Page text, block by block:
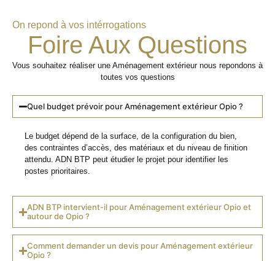
On repond à vos intérrogations
Foire Aux Questions
Vous souhaitez réaliser une Aménagement extérieur nous repondons à
toutes vos questions
Quel budget prévoir pour Aménagement extérieur Opio ?
Le budget dépend de la surface, de la configuration du bien,
des contraintes d’accès, des matériaux et du niveau de finition
attendu. ADN BTP peut étudier le projet pour identifier les
postes prioritaires.
ADN BTP intervient-il pour Aménagement extérieur Opio et
autour de Opio ?
Comment demander un devis pour Aménagement extérieur
Opio ?